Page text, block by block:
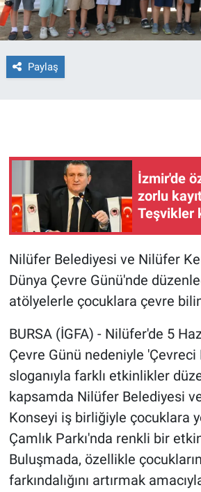
Paylaş
İzmir'de
zorlu
Teşvikler
Nilüfer Belediyesi ve Nilüfer
Dünya Çevre Günü'nde
atölyelerle çocuklara çevre
BURSA (İGFA) - Nilüfer'de 5
Çevre Günü nedeniyle 'Çevreci
sloganıyla farklı etkinlikler
kapsamda Nilüfer Belediyesi
Konseyi iş birliğiyle çocuklara
Çamlık Parkı'nda renkli bir
Buluşmada, özellikle
farkındalığını artırmak